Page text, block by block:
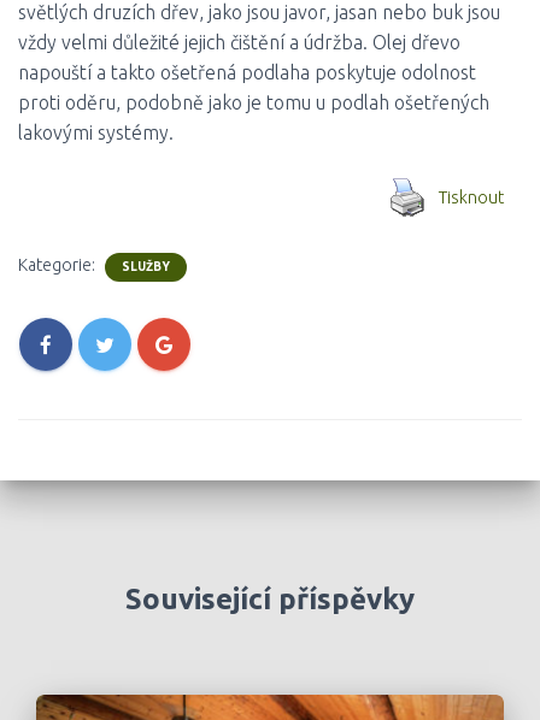
světlých druzích dřev, jako jsou javor, jasan nebo buk jsou
vždy velmi důležité jejich čištění a údržba. Olej dřevo
napouští a takto ošetřená podlaha poskytuje odolnost
proti oděru, podobně jako je tomu u podlah ošetřených
lakovými systémy.
Tisknout
Kategorie: SLUŽBY
Související příspěvky